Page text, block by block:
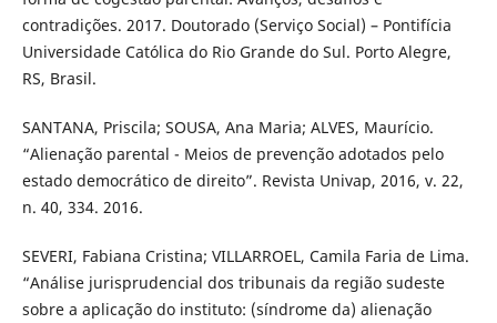
contradições. 2017. Doutorado (Serviço Social) – Pontifícia
Universidade Católica do Rio Grande do Sul. Porto Alegre,
RS, Brasil.
SANTANA, Priscila; SOUSA, Ana Maria; ALVES, Maurício.
“Alienação parental - Meios de prevenção adotados pelo
estado democrático de direito”. Revista Univap, 2016, v. 22,
n. 40, 334. 2016.
SEVERI, Fabiana Cristina; VILLARROEL, Camila Faria de Lima.
“Análise jurisprudencial dos tribunais da região sudeste
sobre a aplicação do instituto: (síndrome da) alienação